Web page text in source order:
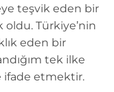
teşvik eden bir
Türkiye’nin
eden bir
tek ilke
ifade etmektir.